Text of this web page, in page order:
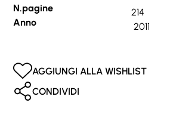
N.pagine
214
Anno
2011
AGGIUNGI ALLA WISHLIST
CONDIVIDI